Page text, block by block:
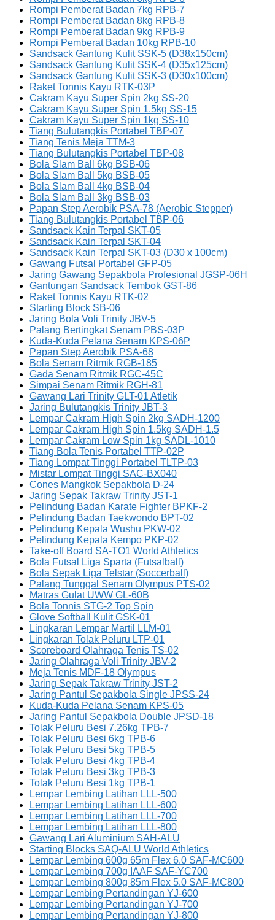
Rompi Pemberat Badan 7kg RPB-7
Rompi Pemberat Badan 8kg RPB-8
Rompi Pemberat Badan 9kg RPB-9
Rompi Pemberat Badan 10kg RPB-10
Sandsack Gantung Kulit SSK-5 (D38x150cm)
Sandsack Gantung Kulit SSK-4 (D35x125cm)
Sandsack Gantung Kulit SSK-3 (D30x100cm)
Raket Tonnis Kayu RTK-03P
Cakram Kayu Super Spin 2kg SS-20
Cakram Kayu Super Spin 1.5kg SS-15
Cakram Kayu Super Spin 1kg SS-10
Tiang Bulutangkis Portabel TBP-07
Tiang Tenis Meja TTM-3
Tiang Bulutangkis Portabel TBP-08
Bola Slam Ball 6kg BSB-06
Bola Slam Ball 5kg BSB-05
Bola Slam Ball 4kg BSB-04
Bola Slam Ball 3kg BSB-03
Papan Step Aerobik PSA-78 (Aerobic Stepper)
Tiang Bulutangkis Portabel TBP-06
Sandsack Kain Terpal SKT-05
Sandsack Kain Terpal SKT-04
Sandsack Kain Terpal SKT-03 (D30 x 100cm)
Gawang Futsal Portabel GFP-05
Jaring Gawang Sepakbola Profesional JGSP-06H
Gantungan Sandsack Tembok GST-86
Raket Tonnis Kayu RTK-02
Starting Block SB-06
Jaring Bola Voli Trinity JBV-5
Palang Bertingkat Senam PBS-03P
Kuda-Kuda Pelana Senam KPS-06P
Papan Step Aerobik PSA-68
Bola Senam Ritmik RGB-185
Gada Senam Ritmik RGC-45C
Simpai Senam Ritmik RGH-81
Gawang Lari Trinity GLT-01 Atletik
Jaring Bulutangkis Trinity JBT-3
Lempar Cakram High Spin 2kg SADH-1200
Lempar Cakram High Spin 1.5kg SADH-1.5
Lempar Cakram Low Spin 1kg SADL-1010
Tiang Bola Tenis Portabel TTP-02P
Tiang Lompat Tinggi Portabel TLTP-03
Mistar Lompat Tinggi SAC-BX040
Cones Mangkok Sepakbola D-24
Jaring Sepak Takraw Trinity JST-1
Pelindung Badan Karate Fighter BPKF-2
Pelindung Badan Taekwondo BPT-02
Pelindung Kepala Wushu PKW-02
Pelindung Kepala Kempo PKP-02
Take-off Board SA-TO1 World Athletics
Bola Futsal Liga Sparta (Futsalball)
Bola Sepak Liga Telstar (Soccerball)
Palang Tunggal Senam Olympus PTS-02
Matras Gulat UWW GL-60B
Bola Tonnis STG-2 Top Spin
Glove Softball Kulit GSK-01
Lingkaran Lempar Martil LLM-01
Lingkaran Tolak Peluru LTP-01
Scoreboard Olahraga Tenis TS-02
Jaring Olahraga Voli Trinity JBV-2
Meja Tenis MDF-18 Olympus
Jaring Sepak Takraw Trinity JST-2
Jaring Pantul Sepakbola Single JPSS-24
Kuda-Kuda Pelana Senam KPS-05
Jaring Pantul Sepakbola Double JPSD-18
Tolak Peluru Besi 7.26kg TPB-7
Tolak Peluru Besi 6kg TPB-6
Tolak Peluru Besi 5kg TPB-5
Tolak Peluru Besi 4kg TPB-4
Tolak Peluru Besi 3kg TPB-3
Tolak Peluru Besi 1kg TPB-1
Lempar Lembing Latihan LLL-500
Lempar Lembing Latihan LLL-600
Lempar Lembing Latihan LLL-700
Lempar Lembing Latihan LLL-800
Gawang Lari Aluminium SAH-ALU
Starting Blocks SAQ-ALU World Athletics
Lempar Lembing 600g 65m Flex 6.0 SAF-MC600
Lempar Lembing 700g IAAF SAF-YC700
Lempar Lembing 800g 85m Flex 5.0 SAF-MC800
Lempar Lembing Pertandingan YJ-600
Lempar Lembing Pertandingan YJ-700
Lempar Lembing Pertandingan YJ-800